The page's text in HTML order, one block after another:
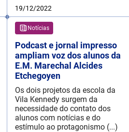
19/12/2022
Notícias
Podcast e jornal impresso
ampliam voz dos alunos da
E.M. Marechal Alcides
Etchegoyen
Os dois projetos da escola da
Vila Kennedy surgem da
necessidade do contato dos
alunos com notícias e do
estímulo ao protagonismo (...)